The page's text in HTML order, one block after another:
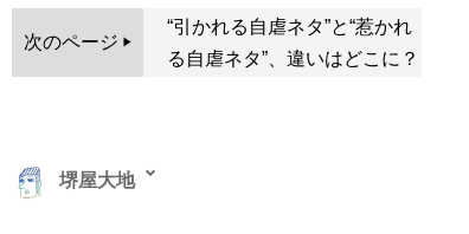
次のページ
“引かれる自虐ネタ”と“惹かれ
る自虐ネタ”、違いはどこに？
堺屋大地